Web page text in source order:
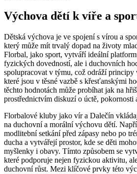
Výchova dětí k víře a
Dětská výchova je ve spojení s vírou a
který může mít trvalý dopad na životy
Florbal, jako sport, vytváří ideální
fyzických dovedností, ale i duchovních
spolupracovat v týmu, což odráží principy
které jsou v těsné vazbě s křesťanskými
těchto hodnotách může probíhat jak na
prostřednictvím diskuzí o úctě, pokornosti
Florbalové kluby jako vír a Dalečín
na duchovní a morální výchovu dětí.
modlitební setkání před zápasy nebo po
ducha a vytvářejí prostor, kde se děti
myšlenky i obavy. Tímto způsobem se
které podporuje nejen fyzickou aktivitu,
duchovní růst. Mezi klíčové prvky této